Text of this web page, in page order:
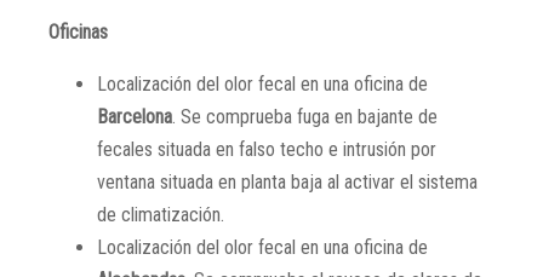
Oficinas
Localización del olor fecal en una oficina de
Barcelona. Se comprueba fuga en bajante de
fecales situada en falso techo e intrusión por
ventana situada en planta baja al activar el sistema
de climatización.
Localización del olor fecal en una oficina de